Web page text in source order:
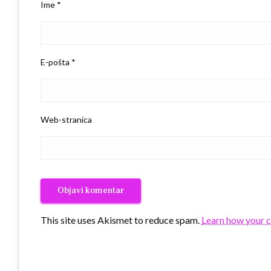
Ime *
E-pošta *
Web-stranica
This site uses Akismet to reduce spam. Learn how your